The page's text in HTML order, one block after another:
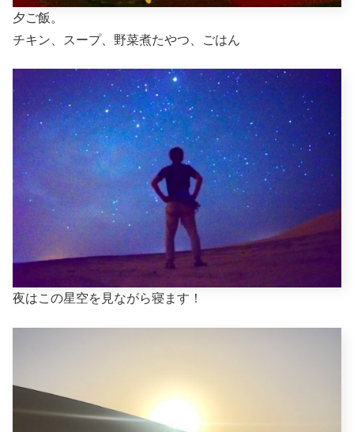
夕ご飯。
チキン、スープ、野菜煮たやつ、ごはん
夜はこの星空を見ながら寝ます！